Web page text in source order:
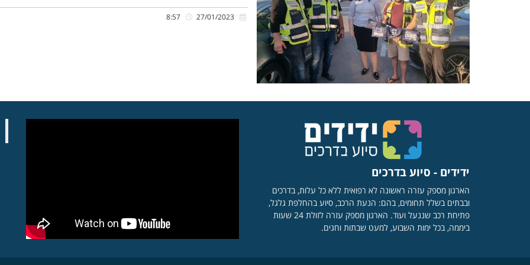
ידידים - סיוע בדרכים
הארגון מספק עזרה ראשונה לא רפואית ללא כל עלות, בדרכים
ובבתים בשלל תחומים, בהם: הנעת הרכב, סיוע בהחלפת גלגל,
פתיחת רכב שננעל ועוד. הארגון מספק עזרה לזולת 24 שעות
ביממה, בכל ימות השבוע, למעט שבתות וחגים.